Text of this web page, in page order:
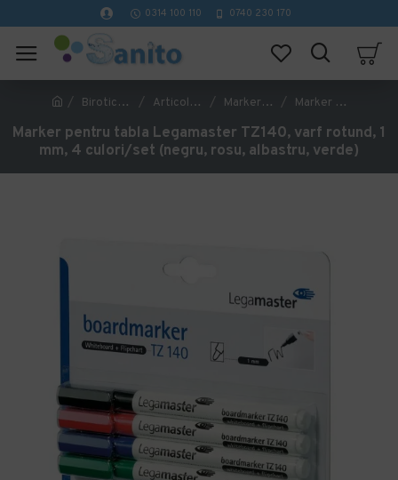
0314 100 110 0740 230 170
Birotica si papetarie Articole de scriere si corectare Markere pentru whiteboard si flipchart Marker pentru tabla Legamaster TZ140, varf rotund, 1 mm, 4 culori/set (negru, rosu, albastru, verde)
Marker pentru tabla Legamaster TZ140, varf rotund, 1
mm, 4 culori/set (negru, rosu, albastru, verde)